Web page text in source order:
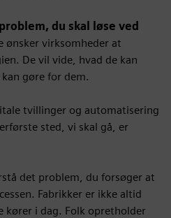
du skal løse ved
ønsker virksomheder at
De vil vide, hvad de kan
gøre for dem.
tvillinger og automatisering
sted, vi skal gå, er
det problem, du forsøger at
Fabrikker er ikke altid
kører i dag. Folk opretholder